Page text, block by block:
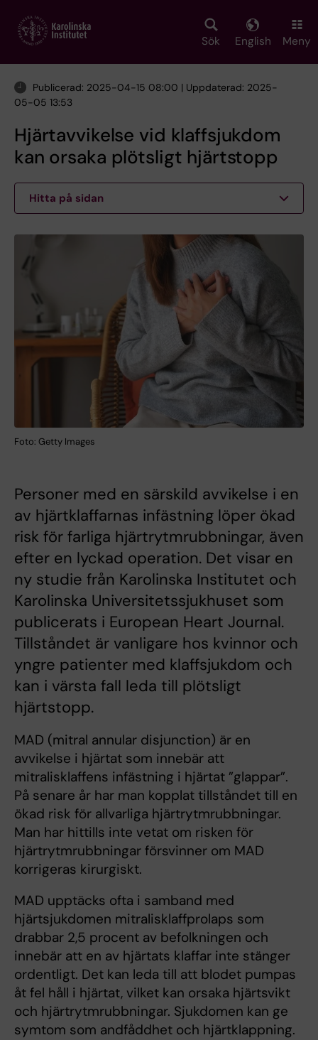
main
Sök English Meny
Publicerad: 2025-04-15 08:00 | Uppdaterad: 2025-
05-05 13:53
Hjärtavvikelse vid klaffsjukdom
kan orsaka plötsligt hjärtstopp
Hitta på sidan
Foto: Getty Images
Personer med en särskild avvikelse i en
av hjärtklaffarnas infästning löper ökad
risk för farliga hjärtrytmrubbningar, även
efter en lyckad operation. Det visar en
ny studie från Karolinska Institutet och
Karolinska Universitetssjukhuset som
publicerats i European Heart Journal.
Tillståndet är vanligare hos kvinnor och
yngre patienter med klaffsjukdom och
kan i värsta fall leda till plötsligt
hjärtstopp.
MAD (mitral annular disjunction) är en
avvikelse i hjärtat som innebär att
mitralisklaffens infästning i hjärtat ”glappar”.
På senare år har man kopplat tillståndet till en
ökad risk för allvarliga hjärtrytmrubbningar.
Man har hittills inte vetat om risken för
hjärtrytmrubbningar försvinner om MAD
korrigeras kirurgiskt.
MAD upptäcks ofta i samband med
hjärtsjukdomen mitralisklaffprolaps som
drabbar 2,5 procent av befolkningen och
innebär att en av hjärtats klaffar inte stänger
ordentligt. Det kan leda till att blodet pumpas
åt fel håll i hjärtat, vilket kan orsaka hjärtsvikt
och hjärtrytmrubbningar. Sjukdomen kan ge
symtom som andfåddhet och hjärtklappning.